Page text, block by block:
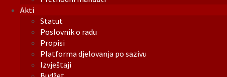
Akti
Statut
Poslovnik o radu
Propisi
Platforma djelovanja po sazivu
Izvještaji